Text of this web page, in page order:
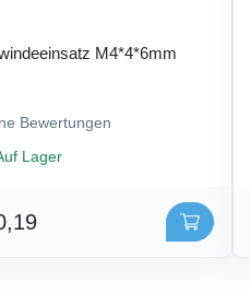
M4*4*6mm
Bewertungen
Lager